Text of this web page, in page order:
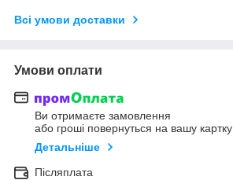
Всі умови доставки
Умови оплати
Ви отримаєте замовлення
або гроші повернуться на вашу картку
Детальніше
Післяплата